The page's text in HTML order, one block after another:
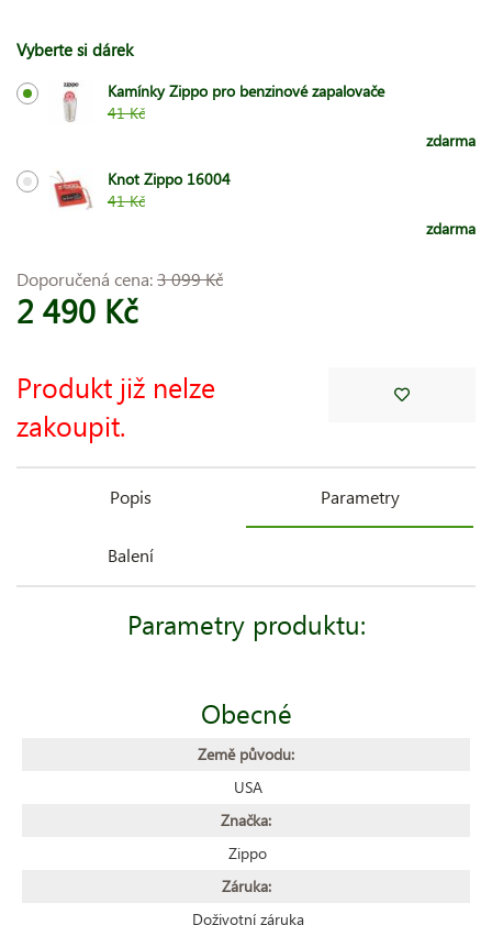
Vyberte si dárek
Kamínky Zippo pro benzinové zapalovače
41 Kč
zdarma
Knot Zippo 16004
41 Kč
zdarma
Doporučená cena:3 099 Kč
2 490 Kč
Produkt již nelze
zakoupit.
Popis Parametry
Balení
Parametry produktu:
Obecné
Země původu:
USA
Značka:
Zippo
Záruka:
Doživotní záruka